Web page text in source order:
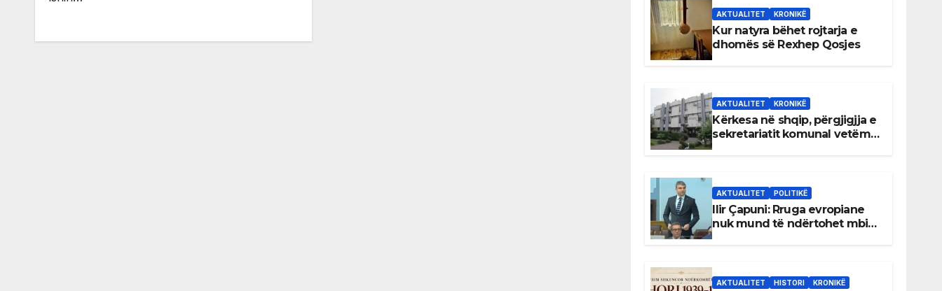
AKTUALITET KRONIKË
Kur natyra bëhet rojtarja e
dhomës së Rexhep Qosjes
AKTUALITET KRONIKË
Kërkesa në shqip, përgjigjja e
sekretariatit komunal vetëm
AKTUALITET POLITIKË
Ilir Çapuni: Rruga evropiane
nuk mund të ndërtohet mbi
AKTUALITET HISTORI KRONIKË